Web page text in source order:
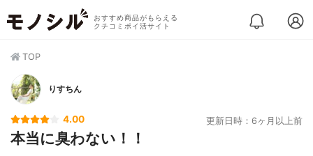
おすすめ商品がもらえる
クチコミポイ活サイト
TOP
りすちん
4.00 更新日時：6ヶ月以上前
本当に臭わない！！